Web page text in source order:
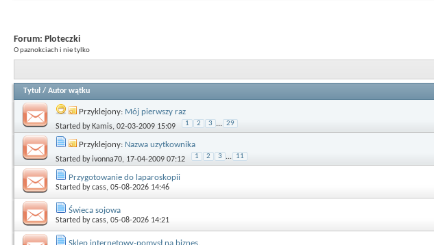
Forum: Ploteczki
O paznokciach i nie tylko
Tytuł / Autor wątku
Przyklejony: Mój pierwszy raz
Started by Kamis, 02-03-2009 15:09 1 2 3 ... 29
Przyklejony: Nazwa uzytkownika
Started byivonna70, 17-04-2009 07:12 1 2 3 ... 11
Przygotowanie do laparoskopii
Started bycass, 05-08-2026 14:46
Świeca sojowa
Started bycass, 05-08-2026 14:21
Sklep internetowy-pomysł na biznes.